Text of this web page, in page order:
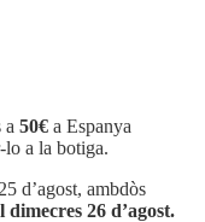
a 50€ a Espanya
lo a la botiga.
d’agost, ambdòs
26 d’agost.